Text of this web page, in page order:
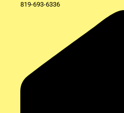
819-693-6336